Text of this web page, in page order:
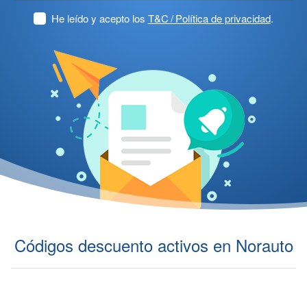
He leído y acepto los T&C / Política de privacidad.
Códigos descuento activos en Norauto